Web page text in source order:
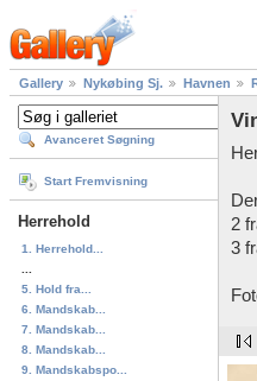
Gallery Nykøbing Sj. Havnen
Avanceret Søgning
Start Fremvisning
Herrehold
1. Herrehold...
5. Hold fra...
6. Mandskab...
7. Mandskab...
8. Mandskab...
9. Mandskabspo...
2
3